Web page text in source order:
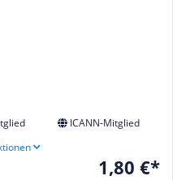
ICANN-Mitglied
1,80 €*